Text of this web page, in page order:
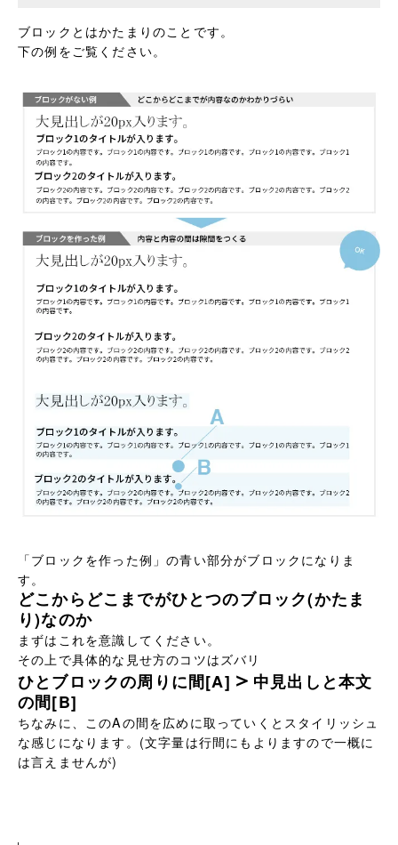
ブロックとはかたまりのことです。
下の例をご覧ください。
「ブロックを作った例」の青い部分がブロックになりま
す。
どこからどこまでがひとつのブロック(かたま
り)なのか
まずはこれを意識してください。
その上で具体的な見せ方のコツはズバリ
ひとブロックの周りに間[A] ＞ 中見出しと本文
の間[B]
ちなみに、このAの間を広めに取っていくとスタイリッシュ
な感じになります。(文字量は行間にもよりますので一概に
は言えませんが)